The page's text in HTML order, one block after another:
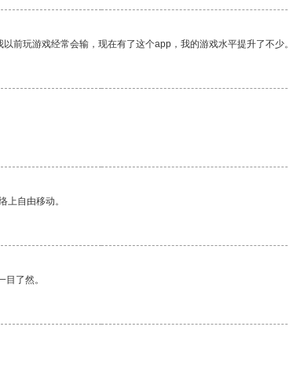
前玩游戏经常会输，现在有了这个app，我的游戏水平提升了不少。
上自由移动。
了然。